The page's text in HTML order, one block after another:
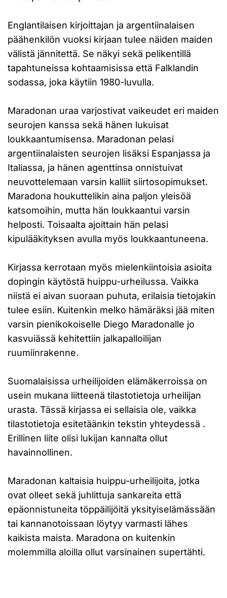
Englantilaisen kirjoittajan ja argentiinalaisen
päähenkilön vuoksi kirjaan tulee näiden maiden
välistä jännitettä. Se näkyi sekä pelikentillä
tapahtuneissa kohtaamisissa että Falklandin
sodassa, joka käytiin 1980-luvulla.
Maradonan uraa varjostivat vaikeudet eri maiden
seurojen kanssa sekä hänen lukuisat
loukkaantumisensa. Maradonan pelasi
argentiinalaisten seurojen lisäksi Espanjassa ja
Italiassa, ja hänen agenttinsa onnistuivat
neuvottelemaan varsin kalliit siirtosopimukset.
Maradona houkuttelikin aina paljon yleisöä
katsomoihin, mutta hän loukkaantui varsin
helposti. Toisaalta ajoittain hän pelasi
kipulääkityksen avulla myös loukkaantuneena.
Kirjassa kerrotaan myös mielenkiintoisia asioita
dopingin käytöstä huippu-urheilussa. Vaikka
niistä ei aivan suoraan puhuta, erilaisia tietojakin
tulee esiin. Kuitenkin melko hämäräksi jää miten
varsin pienikokoiselle Diego Maradonalle jo
kasvuiässä kehitettiin jalkapalloilijan
ruumiinrakenne.
Suomalaisissa urheilijoiden elämäkerroissa on
usein mukana liitteenä tilastotietoja urheilijan
urasta. Tässä kirjassa ei sellaisia ole, vaikka
tilastotietoja esitetäänkin tekstin yhteydessä .
Erillinen liite olisi lukijan kannalta ollut
havainnollinen.
Maradonan kaltaisia huippu-urheilijoita, jotka
ovat olleet sekä juhlittuja sankareita että
epäonnistuneita töppäilijöitä yksityiselämässään
tai kannanotoissaan löytyy varmasti lähes
kaikista maista. Maradona on kuitenkin
molemmilla aloilla ollut varsinainen supertähti.